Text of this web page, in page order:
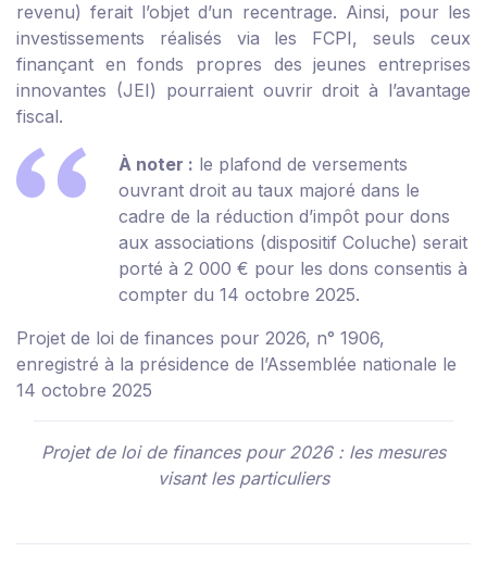
revenu) ferait l’objet d’un recentrage. Ainsi, pour les
investissements réalisés via les FCPI, seuls ceux
finançant en fonds propres des jeunes entreprises
innovantes (JEI) pourraient ouvrir droit à l’avantage
fiscal.
À noter : le plafond de versements
ouvrant droit au taux majoré dans le
cadre de la réduction d’impôt pour dons
aux associations (dispositif Coluche) serait
porté à 2 000 € pour les dons consentis à
compter du 14 octobre 2025.
Projet de loi de finances pour 2026, n° 1906,
enregistré à la présidence de l’Assemblée nationale le
14 octobre 2025
Projet de loi de finances pour 2026 : les mesures
visant les particuliers